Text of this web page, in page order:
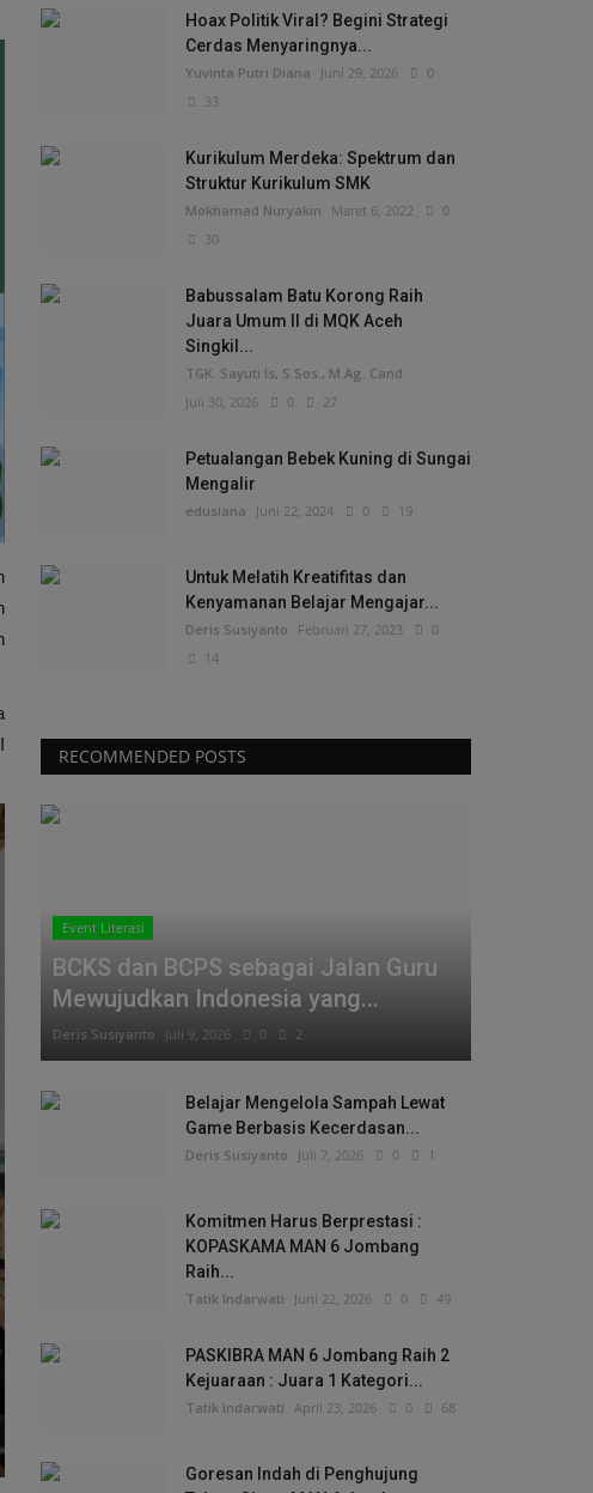
Hoax Politik Viral? Begini Strategi
Cerdas Menyaringnya...
Yuvinta Putri Diana Juni 29, 2026
0
33
Kurikulum Merdeka: Spektrum dan
Struktur Kurikulum SMK
Mokhamad Nuryakin Maret 6, 2022
0
30
Babussalam Batu Korong Raih
Juara Umum II di MQK Aceh
Singkil...
TGK. Sayuti Is, S.Sos., M.Ag. Cand.
Juli 30, 2026
0 27
Petualangan Bebek Kuning di Sungai
Mengalir
edusiana Juni 22, 2024 0 19
Untuk Melatih Kreatifitas dan
Kenyamanan Belajar Mengajar...
Deris Susiyanto Februari 27, 2023
0
14
RECOMMENDED POSTS
Event Literasi
BCKS dan BCPS sebagai Jalan Guru
Mewujudkan Indonesia yang...
Deris Susiyanto Juli 9, 2026 0 2
Belajar Mengelola Sampah Lewat
Game Berbasis Kecerdasan...
Deris Susiyanto Juli 7, 2026 0 1
Komitmen Harus Berprestasi :
KOPASKAMA MAN 6 Jombang
Raih...
Tatik Indarwati Juni 22, 2026 0 49
PASKIBRA MAN 6 Jombang Raih 2
Kejuaraan : Juara 1 Kategori...
Tatik Indarwati April 23, 2026 0 68
Goresan Indah di Penghujung